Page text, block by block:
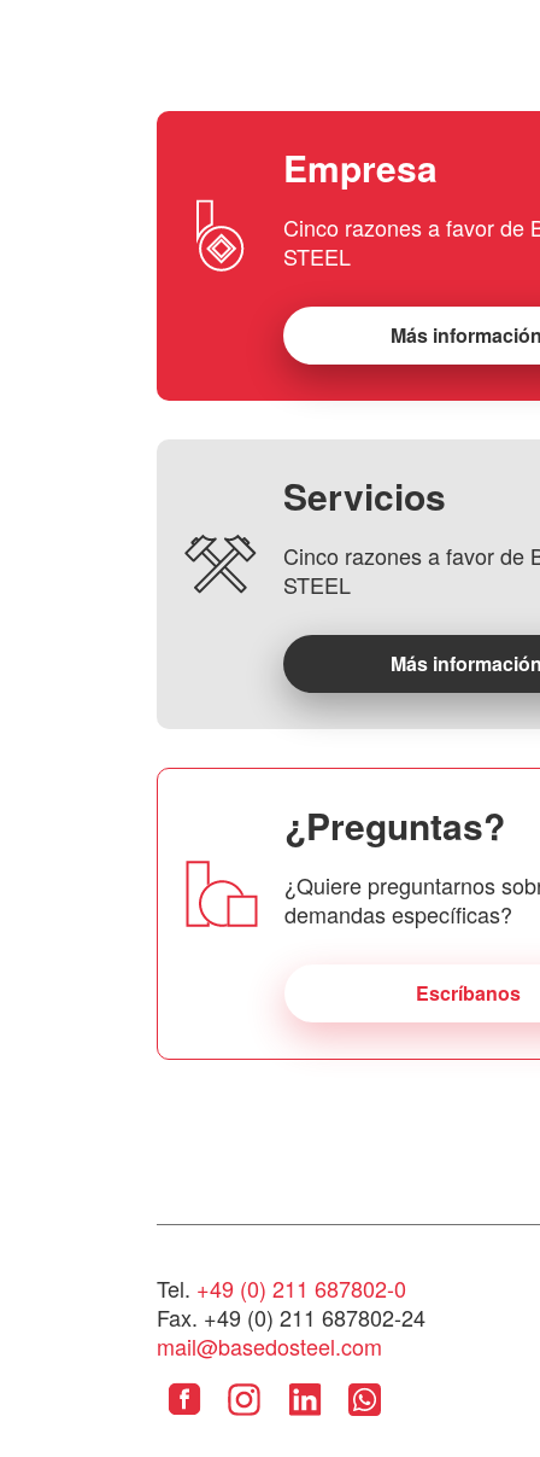
Empresa
Cinco razones a favor de
STEEL
Más
Servicios
Cinco razones a favor de
STEEL
Más
¿Preguntas?
¿Quiere preguntarnos
demandas específicas?
Escríbanos
Tel. +49 (0) 211 687802-0
Fax. +49 (0) 211 687802-24
mail@basedosteel.com